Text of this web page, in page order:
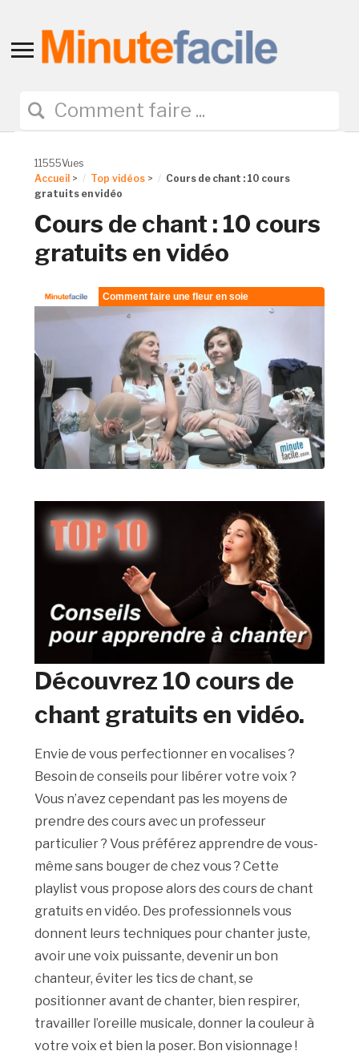
Toggle
navigation
11555Vues
Accueil > Top vidéos >
Cours de chant : 10 cours
gratuits en vidéo
Cours de chant : 10 cours
gratuits en vidéo
Découvrez 10 cours de
chant gratuits en vidéo.
Envie de vous perfectionner en vocalises ?
Besoin de conseils pour libérer votre voix ?
Vous n’avez cependant pas les moyens de
prendre des cours avec un professeur
particulier ? Vous préférez apprendre de vous-
même sans bouger de chez vous ? Cette
playlist vous propose alors des cours de chant
gratuits en vidéo. Des professionnels vous
donnent leurs techniques pour chanter juste,
avoir une voix puissante, devenir un bon
chanteur, éviter les tics de chant, se
positionner avant de chanter, bien respirer,
travailler l’oreille musicale, donner la couleur à
votre voix et bien la poser. Bon visionnage !